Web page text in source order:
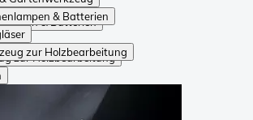
& Batterien
zur Holzbearbeitung
& Batterien
zur Holzbearbeitung